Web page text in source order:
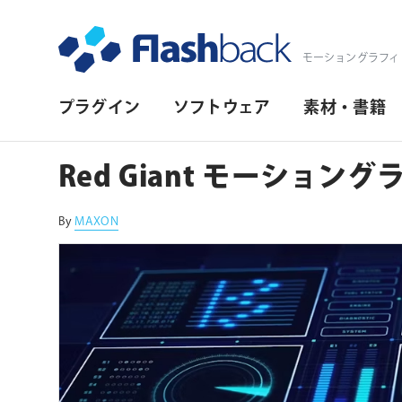
モーショングラフ
プ
イ
マ
リ・
ナ
ー
シ
プラグイン ソフトウェア 素材・書籍
Red Giant モーショング
ByMAXON